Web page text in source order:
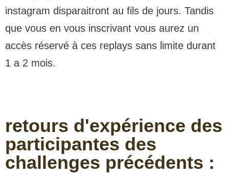
instagram disparaitront au fils de jours. Tandis
que vous en vous inscrivant vous aurez un
accès réservé à ces replays sans limite durant
1 a 2 mois.
retours d'expérience des
participantes des
challenges précédents :